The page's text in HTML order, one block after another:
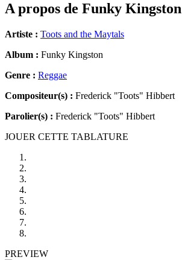
A propos de Funky Kingston
Artiste : Toots and the Maytals
Album : Funky Kingston
Genre : Reggae
Compositeur(s) : Frederick "Toots" Hibbert
Parolier(s) : Frederick "Toots" Hibbert
JOUER CETTE TABLATURE
PREVIEW